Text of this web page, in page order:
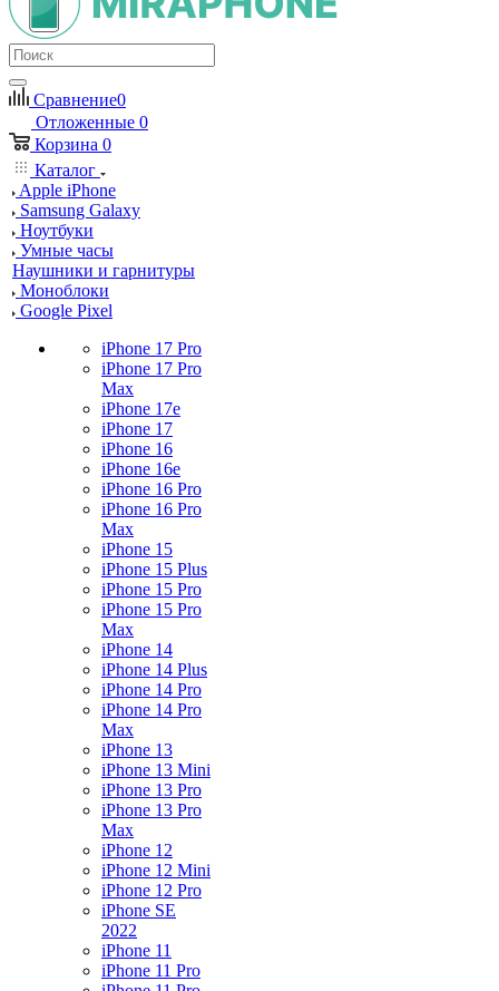
Сравнение0
Отложенные 0
Корзина 0
Каталог
Apple iPhone
Samsung Galaxy
Ноутбуки
Умные часы
Наушники и гарнитуры
Моноблоки
Google Pixel
iPhone 17 Pro
iPhone 17 Pro
Max
iPhone 17e
iPhone 17
iPhone 16
iPhone 16e
iPhone 16 Pro
iPhone 16 Pro
Max
iPhone 15
iPhone 15 Plus
iPhone 15 Pro
iPhone 15 Pro
Max
iPhone 14
iPhone 14 Plus
iPhone 14 Pro
iPhone 14 Pro
Max
iPhone 13
iPhone 13 Mini
iPhone 13 Pro
iPhone 13 Pro
Max
iPhone 12
iPhone 12 Mini
iPhone 12 Pro
iPhone SE
2022
iPhone 11
iPhone 11 Pro